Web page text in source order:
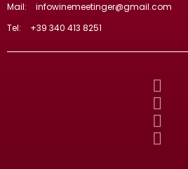
Mail:
infowinemeetinger@gmail.com
Tel:
+39 340 413 8251